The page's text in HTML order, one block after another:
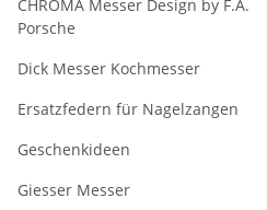
CHROMA Messer Design by F.A.
Porsche
Dick Messer Kochmesser
Ersatzfedern für Nagelzangen
Geschenkideen
Giesser Messer